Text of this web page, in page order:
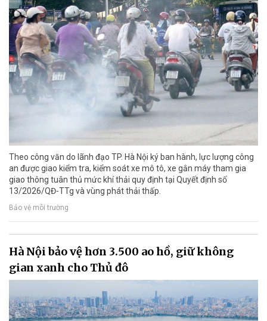
Theo công văn do lãnh đạo TP. Hà Nội ký ban hành, lực lượng công
an được giao kiểm tra, kiểm soát xe mô tô, xe gắn máy tham gia
giao thông tuân thủ mức khí thải quy định tại Quyết định số
13/2026/QĐ-TTg và vùng phát thải thấp.
Bảo vệ môi trường
Hà Nội bảo vệ hơn 3.500 ao hồ, giữ không
gian xanh cho Thủ đô